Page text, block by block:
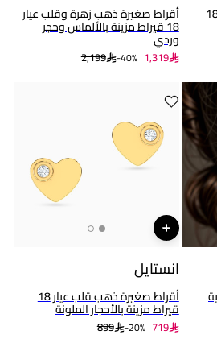
ذهب قلب عيار 18 أقراط صغيرة ذهب زهرة وقلب عيار
18 قيراط مزينة بالألماس وحجر
وردي
2,199 40%- 1,319
انستايل
أقراط صغيرة ذهب قلب عيار 18
قيراط مزينة بالأحجار الملونة
899 20%- 719